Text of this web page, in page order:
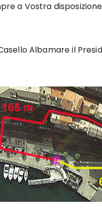
a Vostra
Albamare il